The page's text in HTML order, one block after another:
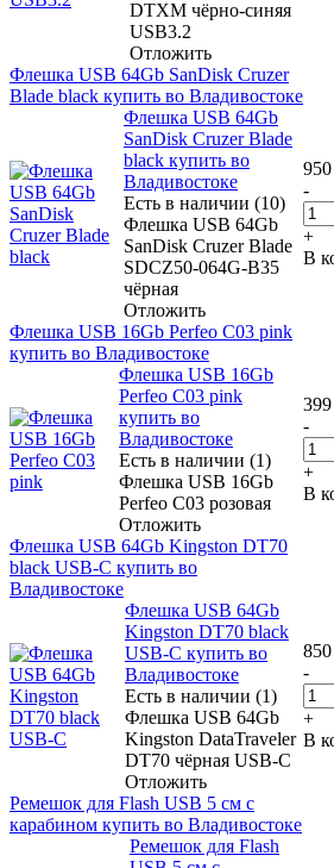
DTXM чёрно-синяя
USB3.2
Отложить
Флешка USB 64Gb SanDisk Cruzer
Blade black купить во Владивостоке
Флешка USB 64Gb
SanDisk Cruzer Blade
black купить во
Владивостоке
Есть в наличии (10)
Флешка USB 64Gb
SanDisk Cruzer Blade
SDCZ50-064G-B35
чёрная
Отложить
950
-
+
В
Флешка USB 16Gb Perfeo C03 pink
купить во Владивостоке
Флешка USB 16Gb
Perfeo C03 pink
купить во
Владивостоке
Есть в наличии (1)
Флешка USB 16Gb
Perfeo C03 розовая
Отложить
399
-
+
В
Флешка USB 64Gb Kingston DT70
black USB-C купить во
Владивостоке
Флешка USB 64Gb
Kingston DT70 black
USB-C купить во
Владивостоке
Есть в наличии (1)
Флешка USB 64Gb
Kingston DataTraveler
DT70 чёрная USB-C
Отложить
850
-
+
В
Ремешок для Flash USB 5 см с
карабином купить во Владивостоке
Ремешок для Flash